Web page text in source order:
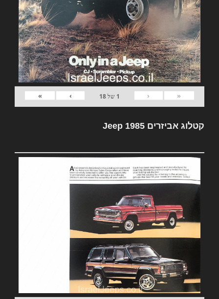
«
‹
1 של18
›
»
קטלוג אביזרים Jeep 1985